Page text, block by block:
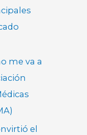
me va a
el